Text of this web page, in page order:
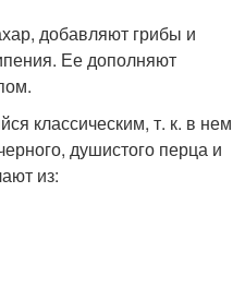
добавляют грибы и
Ее дополняют
классическим, т. к. в нем
душистого перца и
из: